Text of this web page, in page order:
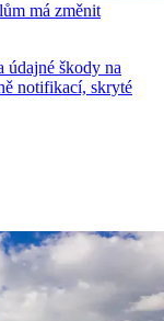
má změnit
údajné škody na
notifikací, skryté